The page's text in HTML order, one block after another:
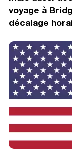
voyage à
décalage